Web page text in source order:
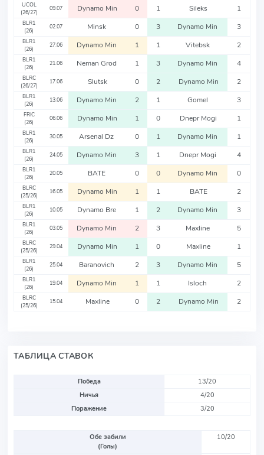
UCOL
(26/27)
09.07 Dynamo Min 0 1 Sileks 1
BLR1
(26)
02.07 Minsk 0 3 Dynamo Min 3
BLR1
(26)
27.06 Dynamo Min 1 1 Vitebsk 2
BLR1
(26)
21.06 Neman Grod 1 3 Dynamo Min 4
BLRC
(26/27)
17.06 Slutsk 0 2 Dynamo Min 2
BLR1
(26)
13.06 Dynamo Min 2 1 Gomel 3
FRIC
(26)
06.06 Dynamo Min 1 0 Dnepr Mogi 1
BLR1
(26)
30.05 Arsenal Dz 0 1 Dynamo Min 1
BLR1
(26)
24.05 Dynamo Min 3 1 Dnepr Mogi 4
BLR1
(26)
20.05 BATE 0 0 Dynamo Min 0
BLRC
(25/26)
16.05 Dynamo Min 1 1 BATE 2
BLR1
(26)
10.05 Dynamo Bre 1 2 Dynamo Min 3
BLR1
(26)
03.05 Dynamo Min 2 3 Maxline 5
BLRC
(25/26)
29.04 Dynamo Min 1 0 Maxline 1
BLR1
(26)
25.04 Baranovich 2 3 Dynamo Min 5
BLR1
(26)
19.04 Dynamo Min 1 1 Isloch 2
BLRC
(25/26)
15.04 Maxline 0 2 Dynamo Min 2
ТАБЛИЦА СТАВОК
Победа
13/20
Ничья
4/20
Поражение
3/20
Обе забили
(Голы)
10/20